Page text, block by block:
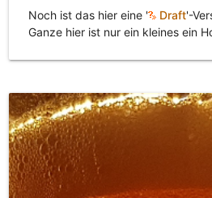
Noch ist das hier eine ' Draft'-
Ganze hier ist nur ein kleines ein